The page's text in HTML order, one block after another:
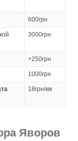
600грн
3000грн
+250грн
1000грн
18грн/км
Яворов